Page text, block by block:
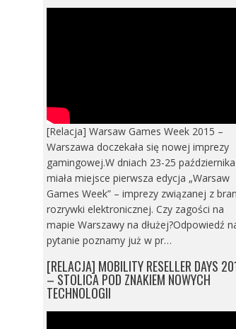
[Relacja] Warsaw Games Week 2015 –
Warszawa doczekała się nowej imprezy
gamingowej.W dniach 23-25 października
miała miejsce pierwsza edycja „Warsaw
Games Week” – imprezy związanej z
rozrywki elektronicznej. Czy zagości na
mapie Warszawy na dłużej?Odpowiedź
pytanie poznamy już w pr…
[RELACJA] MOBILITY RESELLER DAYS
– STOLICA POD ZNAKIEM NOWYCH
TECHNOLOGII